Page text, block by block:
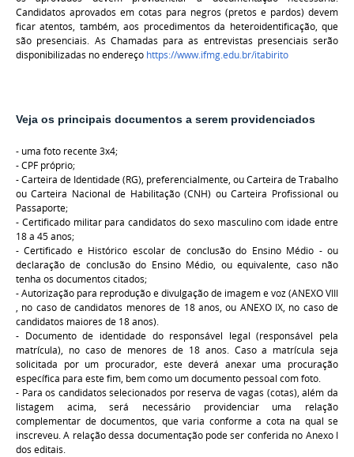
Candidatos aprovados em cotas para negros (pretos e pardos) devem
ficar atentos, também, aos procedimentos da heteroidentificação, que
são presenciais. As Chamadas para as entrevistas presenciais serão
disponibilizadas no endereço https://www.ifmg.edu.br/itabirito
Veja os principais documentos a serem providenciados
- uma foto recente 3x4;
- CPF próprio;
- Carteira de Identidade (RG), preferencialmente, ou Carteira de Trabalho
ou Carteira Nacional de Habilitação (CNH) ou Carteira Profissional ou
Passaporte;
- Certificado militar para candidatos do sexo masculino com idade entre
18 a 45 anos;
- Certificado e Histórico escolar de conclusão do Ensino Médio - ou
declaração de conclusão do Ensino Médio, ou equivalente, caso não
tenha os documentos citados;
- Autorização para reprodução e divulgação de imagem e voz (ANEXO VIII
, no caso de candidatos menores de 18 anos, ou ANEXO IX, no caso de
candidatos maiores de 18 anos).
- Documento de identidade do responsável legal (responsável pela
matrícula), no caso de menores de 18 anos. Caso a matrícula seja
solicitada por um procurador, este deverá anexar uma procuração
específica para este fim, bem como um documento pessoal com foto.
- Para os candidatos selecionados por reserva de vagas (cotas), além da
listagem acima, será necessário providenciar uma relação
complementar de documentos, que varia conforme a cota na qual se
inscreveu. A relação dessa documentação pode ser conferida no Anexo I
dos editais.